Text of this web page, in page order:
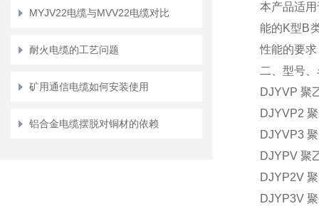
MYJV22电缆与MVV22电缆对比
耐火电缆的工艺问题
矿用通信电缆如何安装使用
铝合金电缆摆脱对铜材的依赖
本产品适
能的K型B
性能的要
二、型号
DJYVP 聚
DJYVP2
DJYVP3
DJYPV 聚
DJYP2V
DJYP3V